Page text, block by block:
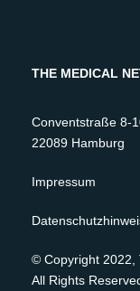
THE MEDICAL
Conventstraße 8-
22089 Hamburg
Impressum
© Copyright 2022,
All Rights